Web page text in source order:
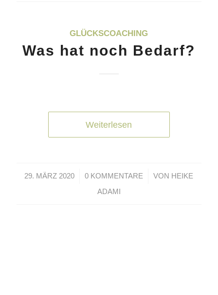
GLÜCKSCOACHING
Was hat noch Bedarf?
Weiterlesen
29. MÄRZ 2020
/ 0 KOMMENTARE
/ VON HEIKE
ADAMI